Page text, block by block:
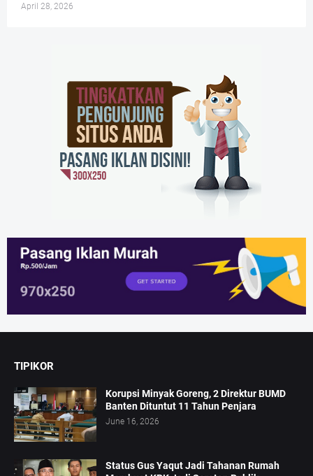
April 28, 2026
TIPIKOR
Korupsi Minyak Goreng, 2 Direktur BUMD
Banten Dituntut 11 Tahun Penjara
June 16, 2026
Status Gus Yaqut Jadi Tahanan Rumah